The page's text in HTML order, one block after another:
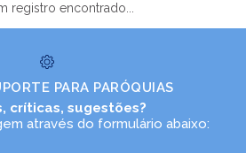
registro encontrado...
PARA PARÓQUIAS
críticas, sugestões?
através do formulário abaixo: